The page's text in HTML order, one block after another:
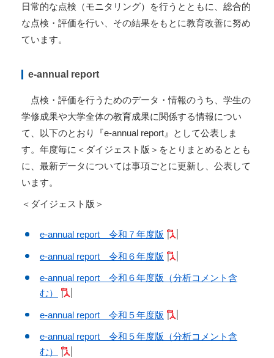
日常的な点検（モニタリング）を行うとともに、総合的
な点検・評価を行い、その結果をもとに教育改善に努め
ています。
e-annual report
点検・評価を行うためのデータ・情報のうち、学生の
学修成果や大学全体の教育成果に関係する情報につい
て、以下のとおり『e-annual report』として公表しま
す。年度毎に＜ダイジェスト版＞をとりまとめるととも
に、最新データについては事項ごとに更新し、公表して
います。
＜ダイジェスト版＞
e-annual report 令和７年度版
e-annual report 令和６年度版
e-annual report 令和６年度版（分析コメント含
む）
e-annual report 令和５年度版
e-annual report 令和５年度版（分析コメント含
む）